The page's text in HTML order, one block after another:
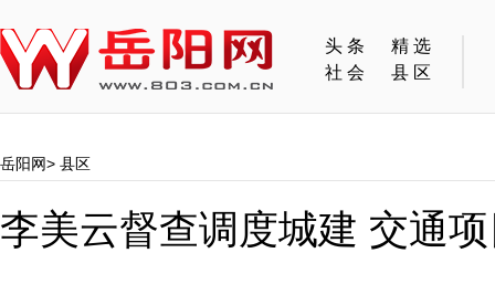
头条
精选
社会
县区
岳阳网> 县区
李美云督查调度城建 交通